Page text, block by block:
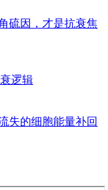
硫因，才是抗衰焦
逻辑
失的细胞能量补回